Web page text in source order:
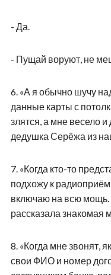
- Да.
- Пущай воруют, не
6. «А я обычно шучу
данные карты с
злятся, а мне весело
дедушка Серёжа из
7. «Когда кто-то
подхожу к
включаю на всю мощь.
рассказала знакомая
8. «Когда мне звонят,
свои ФИО и номер